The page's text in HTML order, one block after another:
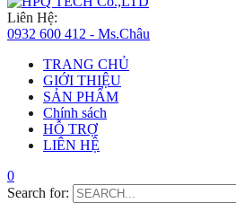
Liên Hệ:
0932 600 412 - Ms.Châu
TRANG CHỦ
GIỚI THIỆU
SẢN PHẨM
Chính sách
HỖ TRỢ
LIÊN HỆ
0
Search for: